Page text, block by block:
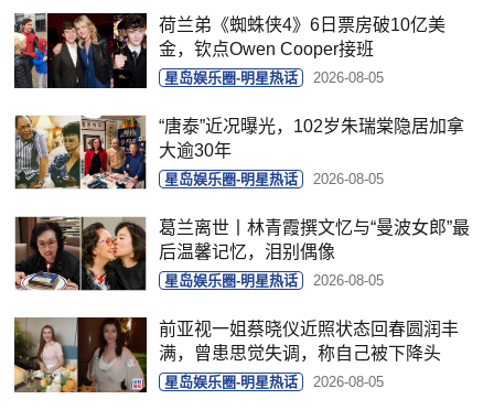
荷兰弟《蜘蛛侠4》6日票房破10亿美
金，钦点Owen Cooper接班
星岛娱乐圈-明星热话 2026-08-05
“唐泰”近况曝光，102岁朱瑞棠隐居加拿
大逾30年
星岛娱乐圈-明星热话 2026-08-05
葛兰离世丨林青霞撰文忆与“曼波女郎”最
后温馨记忆，泪别偶像
星岛娱乐圈-明星热话 2026-08-05
前亚视一姐蔡晓仪近照状态回春圆润丰
满，曾患思觉失调，称自己被下降头
星岛娱乐圈-明星热话 2026-08-05